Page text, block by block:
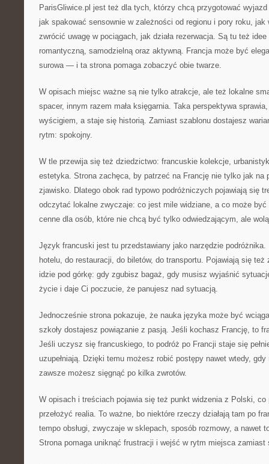
ParisGliwice.pl jest też dla tych, którzy chcą przygotować
jak spakować sensownie w zależności od regionu i pory roku, jak
zwrócić uwagę w pociągach, jak działa rezerwacja. Są tu też
romantyczną, samodzielną oraz aktywną. Francja może być
surowa — i ta strona pomaga zobaczyć obie twarze.
W opisach miejsc ważne są nie tylko atrakcje, ale też lokalne
spacer, innym razem mała księgarnia. Taka perspektywa
wyścigiem, a staje się historią. Zamiast szablonu dostajesz
rytm: spokojny.
W tle przewija się też dziedzictwo: francuskie kolekcje,
estetyka. Strona zachęca, by patrzeć na Francję nie tylko jak na
zjawisko. Dlatego obok rad typowo podróżniczych pojawiają się
odczytać lokalne zwyczaje: co jest mile widziane, a co może być
cenne dla osób, które nie chcą być tylko odwiedzającym, ale
Język francuski jest tu przedstawiany jako narzędzie podróżnika.
hotelu, do restauracji, do biletów, do transportu. Pojawiają się
idzie pod górkę: gdy zgubisz bagaż, gdy musisz wyjaśnić
życie i daje Ci poczucie, że panujesz nad sytuacją.
Jednocześnie strona pokazuje, że nauka języka może być
szkoły dostajesz powiązanie z pasją. Jeśli kochasz Francję, to
Jeśli uczysz się francuskiego, to podróż po Francji staje się
uzupełniają. Dzięki temu możesz robić postępy nawet wtedy, gdy
zawsze możesz sięgnąć po kilka zwrotów.
W opisach i treściach pojawia się też punkt widzenia z Polski, co
przełożyć realia. To ważne, bo niektóre rzeczy działają tam po
tempo obsługi, zwyczaje w sklepach, sposób rozmowy, a nawet
Strona pomaga uniknąć frustracji i wejść w rytm miejsca zamiast